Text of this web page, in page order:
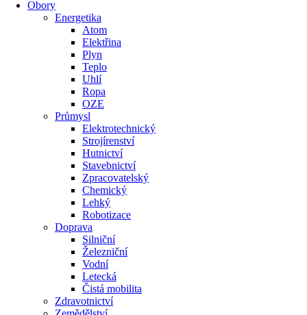
Obory
Energetika
Atom
Elektřina
Plyn
Teplo
Uhlí
Ropa
OZE
Průmysl
Elektrotechnický
Strojírenství
Hutnictví
Stavebnictví
Zpracovatelský
Chemický
Lehký
Robotizace
Doprava
Silniční
Železniční
Vodní
Letecká
Čistá mobilita
Zdravotnictví